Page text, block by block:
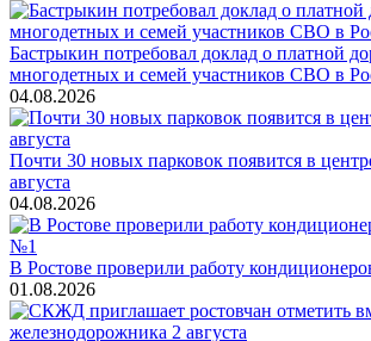
Бастрыкин потребовал доклад о платной
многодетных и семей участников СВО в
04.08.2026
Почти 30 новых парковок появится в
августа
04.08.2026
В Ростове проверили работу
01.08.2026